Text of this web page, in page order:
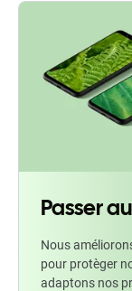
Passer
Nous
pour protèger
adaptons nos